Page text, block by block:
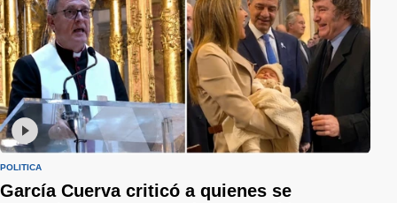
POLÍTICA
García Cuerva criticó a quienes se